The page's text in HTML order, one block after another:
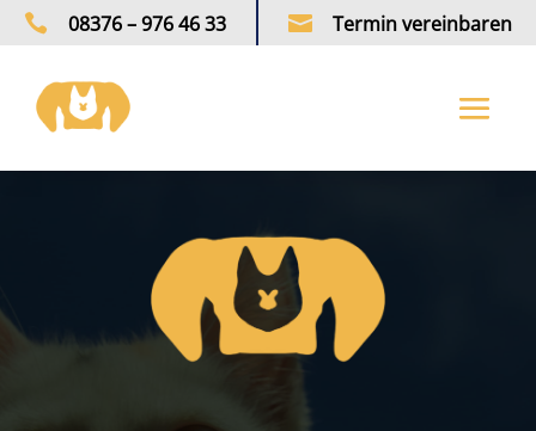
 08376 – 976 46 33  Termin vereinbaren